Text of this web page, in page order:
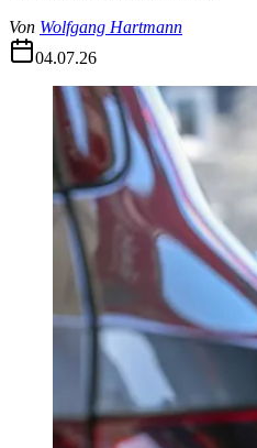
Von Wolfgang Hartmann
04.07.26